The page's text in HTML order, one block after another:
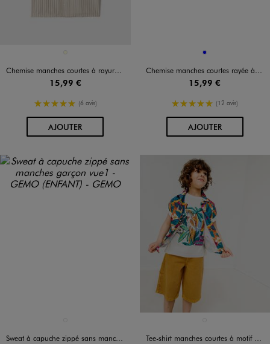
Chemise manches courtes à rayures multicolores et col cubain garçon
15,99 €
5/5 de moyenne
(6 avis)
AJOUTERAU PANIER
Disponible en 1 coloris
BLEU
Chemise manches courtes rayée à col cubain garçon
15,99 €
5/5 de moyenne
(12 avis)
AJOUTERAU PANIER
Sweat à capuche zippé sans manches garçon Tee-shirt manches courtes à motif exotique garçon